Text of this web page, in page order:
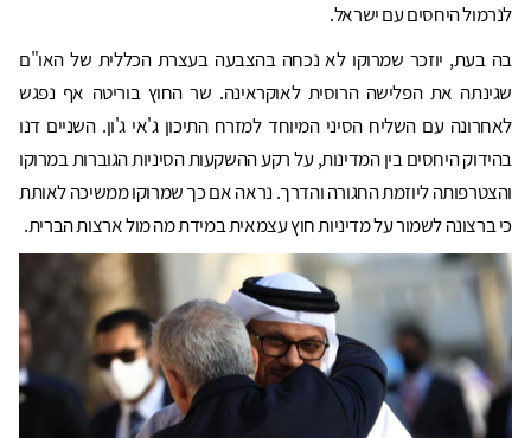
לנרמול היחסים עם ישראל.
בה בעת, יוזכר שמרוקו לא נכחה בהצבעה בעצרת הכללית של האו"ם
שגינתה את הפלישה הרוסית לאוקראינה. שר החוץ בוריטה אף נפגש
לאחרונה עם השליח הסיני המיוחד למזרח התיכון ג'אי ג'ון. השניים דנו
בהידוק היחסים בין המדינות, על רקע ההשקעות הסיניות הגוברות במרוקו
והצטרפותה ליוזמת החגורה והדרך. נראה אם כך שמרוקו ממשיכה לאותת
כי ברצונה לשמור על מדיניות חוץ עצמאית במידת מה מול ארצות הברית.